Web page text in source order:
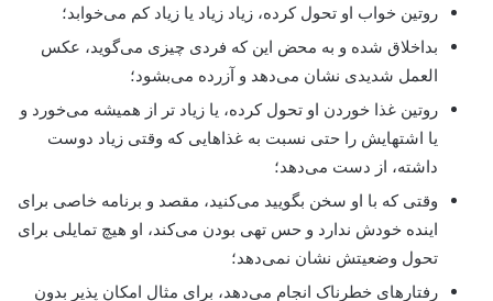
روتین خواب او تحول کرده، زیاد زیاد یا زیاد کم می‌خوابد؛
بداخلاق‌ شده و به محض این که فردی چیزی می‌گوید، عکس
العمل شدیدی نشان می‌‌دهد و آزرده می‌بشود؛
روتین غذا خوردن او تحول کرده، یا زیاد تر از همیشه می‌خورد و
یا اشتهایش را حتی نسبت به غذاهایی که وقتی زیاد دوست
داشته، از دست می‌دهد؛
وقتی که با او سخن بگویید می‌کنید، مقصد و برنامه خاصی برای
اینده خودش ندارد و حس تهی بودن می‌کند، او هیچ تمایلی برای
تحول وضعیتش نشان نمی‌‌دهد؛
رفتارهای خطرناک انجام می‌دهد، برای مثال امکان پذیر بدون